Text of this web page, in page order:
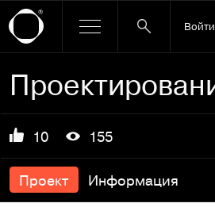
Войти
10 155
Проект Информация